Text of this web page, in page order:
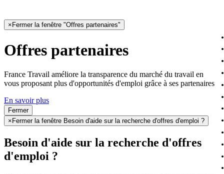
× Fermer la fenêtre "Offres partenaires"
Offres partenaires
France Travail améliore la transparence du marché du travail en
vous proposant plus d'opportunités d'emploi grâce à ses partenaires
En savoir plus
Fermer
× Fermer la fenêtre Besoin d'aide sur la recherche d'offres d'emploi ?
Besoin d'aide sur la recherche d'offres
d'emploi ?